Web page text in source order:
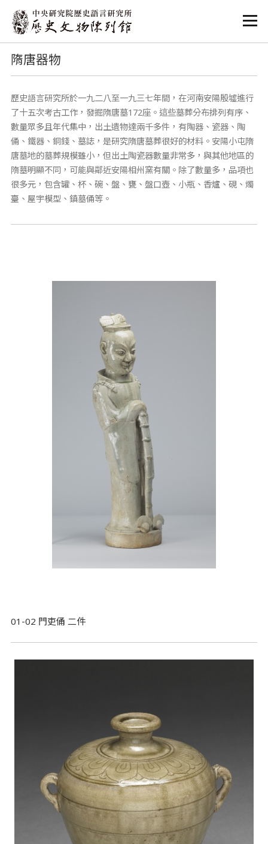
:::
:::
隋唐器物
歷史語言研究所於一九二八至一九三七年間，在河南安陽殷墟進行
了十五次考古工作，發掘隋唐墓172座。這些墓葬分布排列有序、
數量眾多且年代集中，出土遺物達兩千多件，有陶器、瓷器、陶
俑、鐵器、銅錢、墓誌，是研究隋唐墓葬很好的材料。安陽小屯隋
唐墓地的墓葬規模雖小，但出土陶瓷器數量非常多，與其他地區的
隋墓明顯不同，可能與鄰近安陽相州窯有關。除了數量多，品項也
很多元，包含罐、杯、碗、盤、甕、盤口壺、小瓶、香爐、硯、燭
臺、屋宇模型、鎮墓俑等。
01-02 門吏俑 二件